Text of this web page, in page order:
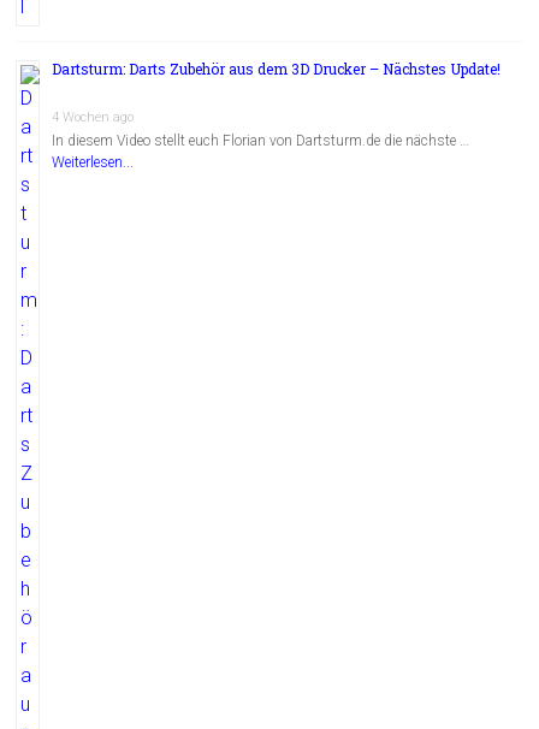
Dartsturm: Darts Zubehör aus dem 3D Drucker – Nächstes Update!
4 Wochen ago
In diesem Video stellt euch Florian von Dartsturm.de die nächste …
Weiterlesen...